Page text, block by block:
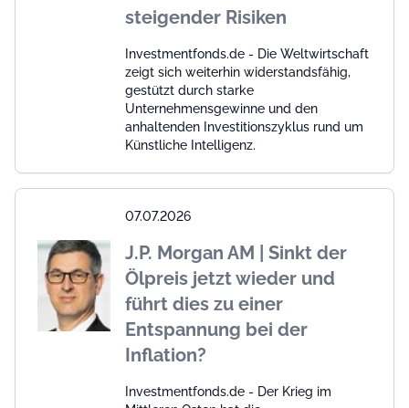
steigender Risiken
Investmentfonds.de - Die Weltwirtschaft
zeigt sich weiterhin widerstandsfähig,
gestützt durch starke
Unternehmensgewinne und den
anhaltenden Investitionszyklus rund um
Künstliche Intelligenz.
07.07.2026
J.P. Morgan AM | Sinkt der
Ölpreis jetzt wieder und
führt dies zu einer
Entspannung bei der
Inflation?
Investmentfonds.de - Der Krieg im